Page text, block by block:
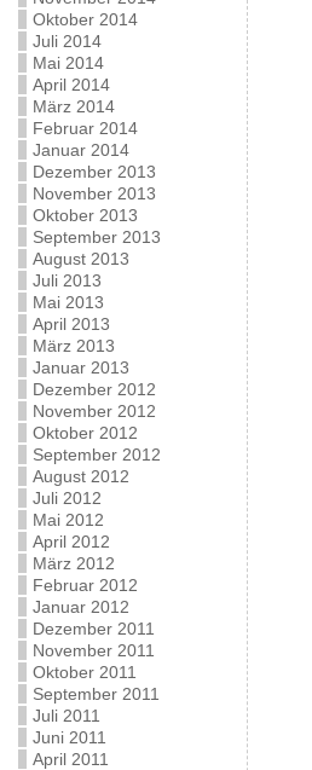
Oktober 2014
Juli 2014
Mai 2014
April 2014
März 2014
Februar 2014
Januar 2014
Dezember 2013
November 2013
Oktober 2013
September 2013
August 2013
Juli 2013
Mai 2013
April 2013
März 2013
Januar 2013
Dezember 2012
November 2012
Oktober 2012
September 2012
August 2012
Juli 2012
Mai 2012
April 2012
März 2012
Februar 2012
Januar 2012
Dezember 2011
November 2011
Oktober 2011
September 2011
Juli 2011
Juni 2011
April 2011